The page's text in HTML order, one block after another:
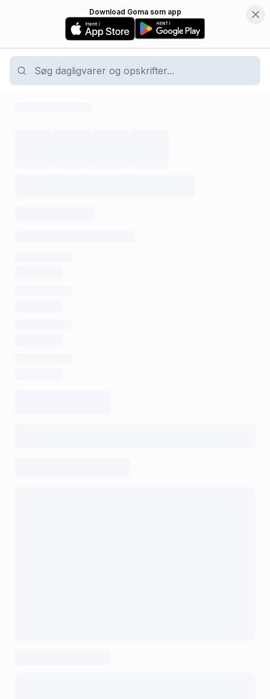
Download Goma som app